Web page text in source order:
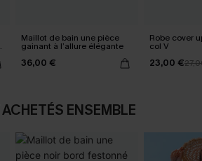
Maillot de bain une pièce
gainant à l’allure élégante
36,00 €
Robe cover
col V
23,00 €
ENSEMBLE